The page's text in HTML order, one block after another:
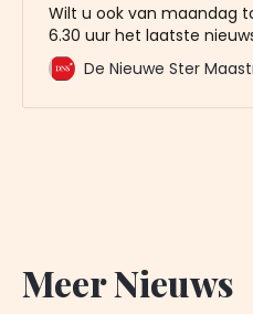
Wilt u ook van maandag
6.30 uur het laatste
mailbox? Meld u dan
van De Nieuwe Ster.
De Nieuwe Ster
Meer Nieuws